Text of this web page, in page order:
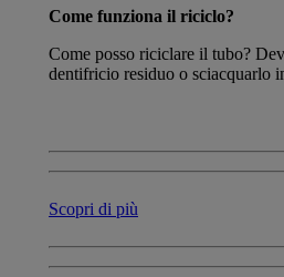
Come funziona il riciclo?
Come posso riciclare il tubo?
dentifricio residuo o sciacquarlo
Scopri di più